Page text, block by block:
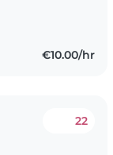
€10.00/hr
22